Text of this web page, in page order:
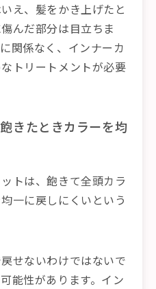
え、髪をかき上げたと
んだ部分は目立ちま
関係なく、インナーカ
トリートメントが必要
きたときカラーを均
トは、飽きて全頭カラ
一に戻しにくいという
せないわけではないで
能性があります。イン